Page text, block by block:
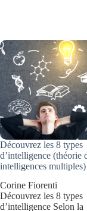
?
Découvrez les 8 types
d’intelligence (théorie
intelligences multiples)
Corine Fiorenti
Découvrez les 8 types
d’intelligence Selon la